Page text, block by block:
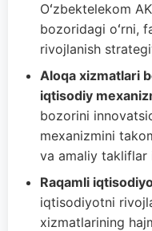
Oʻzbektelekom
bozoridagi oʻrni,
rivojlanish
Aloqa xizmatlari
iqtisodiy
bozorini
mexanizmini
va amaliy takliflar
Raqamli
iqtisodiyotni
xizmatlarining